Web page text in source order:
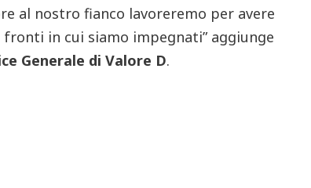
al nostro fianco lavoreremo per avere
in cui siamo impegnati” aggiunge
Generale di Valore D.